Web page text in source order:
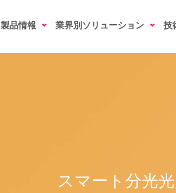
製品情報 業界別ソリューション 技
スマート分光